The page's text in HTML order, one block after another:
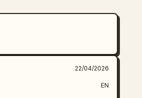
22/04/2026
EN